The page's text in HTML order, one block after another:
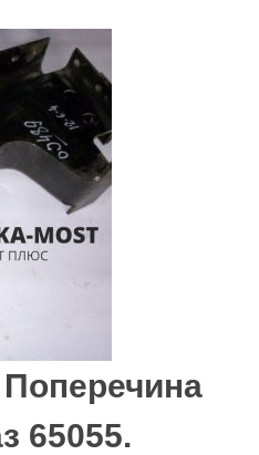
Поперечина
65055.